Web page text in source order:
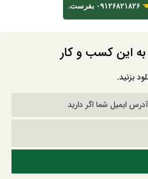
☚ ۰۹۱۲۶۸۲۱۸۲۶ بفرست.
به این کسب و کار
بزنید.